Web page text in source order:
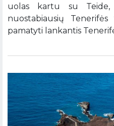
uolas kartu su
nuostabiausių
pamatyti lankantis